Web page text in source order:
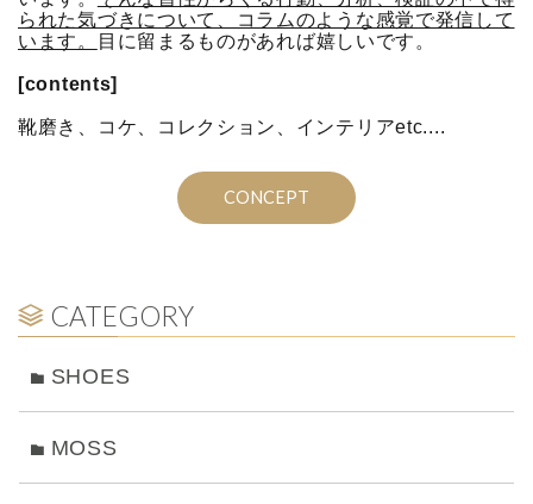
られた気づきについて、コラムのような感覚で発信して
います。
目に留まるものがあれば嬉しいです。
[contents]
靴磨き、コケ、コレクション、インテリアetc....
CONCEPT
CATEGORY
SHOES
MOSS